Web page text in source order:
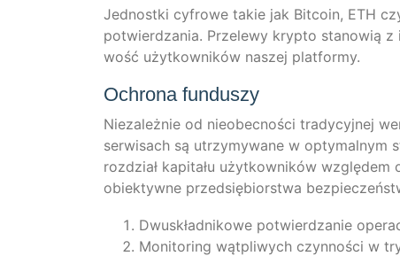
Jed­nost­ki cyfro­we takie jak Bit­co­in, ETH
pot­wierd­za­nia. Prze­le­wy kryp­to sta­nowią
wość użyt­kow­ni­ków nas­zej platformy.
Ochrona funduszy
Nie­za­leż­nie od nieo­b­e­c­ności tra­dy­cy­j­nej
ser­wi­sach są utrzy­my­wa­ne w opty­mal­nym
rozdział kapi­tału użyt­kow­ni­ków
obiek­tyw­ne przedsię­bi­orst­wa
Dwuskład­ni­ko­we pot­wierd­za­nie
Moni­to­ring wąt­pli­wych czyn­ności w